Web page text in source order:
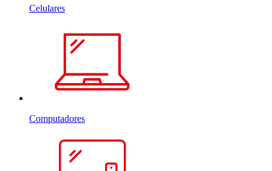
Celulares
Computadores